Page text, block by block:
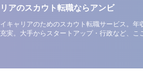
アのスカウト転職ならアンビ
キャリアのためのスカウト転職サービス。
実。大手からスタートアップ・行政など、こ